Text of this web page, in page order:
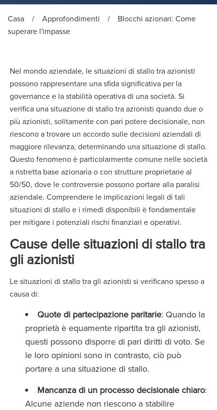
Casa / Approfondimenti /
Blocchi azionari: Come
superare l'impasse
Nel mondo aziendale, le situazioni di stallo tra azionisti
possono rappresentare una sfida significativa per la
governance e la stabilità operativa di una società. Si
verifica una situazione di stallo tra azionisti quando due o
più azionisti, solitamente con pari potere decisionale, non
riescono a trovare un accordo sulle decisioni aziendali di
maggiore rilevanza, determinando una situazione di stallo.
Questo fenomeno è particolarmente comune nelle società
a ristretta base azionaria o con strutture proprietarie al
50/50, dove le controversie possono portare alla paralisi
aziendale. Comprendere le implicazioni legali di tali
situazioni di stallo e i rimedi disponibili è fondamentale
per mitigare i potenziali rischi finanziari e operativi.
Cause delle situazioni di stallo tra
gli azionisti
Le situazioni di stallo tra gli azionisti si verificano spesso a
causa di:
Quote di partecipazione paritarie: Quando la
proprietà è equamente ripartita tra gli azionisti,
questi possono disporre di pari diritti di voto. Se
le loro opinioni sono in contrasto, ciò può
portare a una situazione di stallo.
Mancanza di un processo decisionale chiaro:
Alcune aziende non riescono a stabilire